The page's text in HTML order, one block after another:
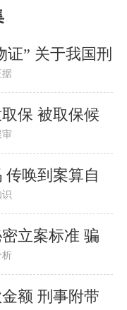
证” 关于我国刑
据
保 被取保候
传唤到案算自
识
立案标准 骗
区分
析
额 刑事附带